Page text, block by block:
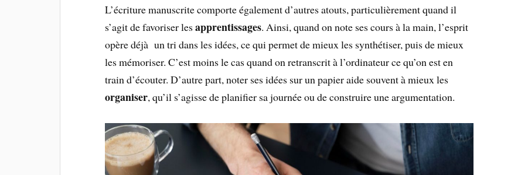
L’écriture manuscrite comporte également d’autres atouts, particulièrement quand il
s’agit de favoriser lesapprentissages. Ainsi, quand on note ses cours à la main, l’esprit
opère déjà un tri dans les idées, ce qui permet de mieux les synthétiser, puis de mieux
les mémoriser. C’est moins le cas quand on retranscrit à l’ordinateur ce qu’on est en
train d’écouter. D’autre part, noter ses idées sur un papier aide souvent à mieux les
organiser, qu’il s’agisse de planifier sa journée ou de construire une argumentation.